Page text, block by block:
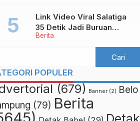
Berita
Link Video Viral Salatiga
35 Detik Jadi Buruan
Netizen
POPULER
(679) Banner (2) Belo
(79) Berita